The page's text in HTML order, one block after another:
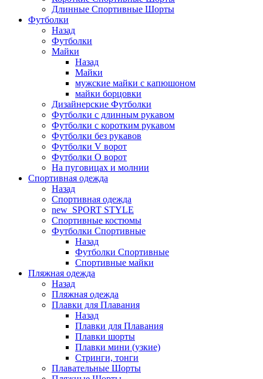
Длинные Спортивные Шорты
Футболки
Назад
Футболки
Майки
Назад
Майки
мужские майки с капюшоном
майки борцовки
Дизайнерские Футболки
Футболки с длинным рукавом
Футболки с коротким рукавом
Футболки без рукавов
Футболки V ворот
Футболки O ворот
На пуговицах и молнии
Спортивная одежда
Назад
Спортивная одежда
new_SPORT STYLE
Спортивные костюмы
Футболки Спортивные
Назад
Футболки Спортивные
Спортивные майки
Пляжная одежда
Назад
Пляжная одежда
Плавки для Плавания
Назад
Плавки для Плавания
Плавки шорты
Плавки мини (узкие)
Стринги, тонги
Плавательные Шорты